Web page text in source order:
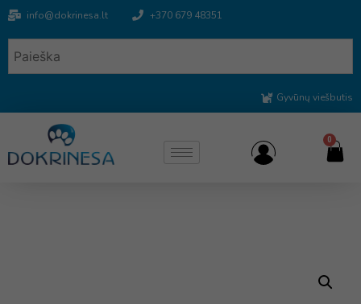
info@dokrinesa.lt +370 679 48351
Gyvūnų viešbutis
0